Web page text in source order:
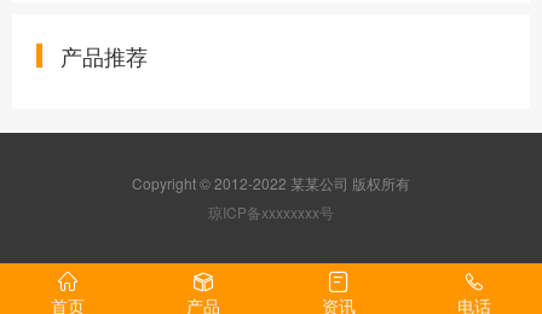
产品推荐
Copyright © 2012-2022 某某公司 版权所有
琼ICP备xxxxxxxx号
首页 产品 资讯 电话